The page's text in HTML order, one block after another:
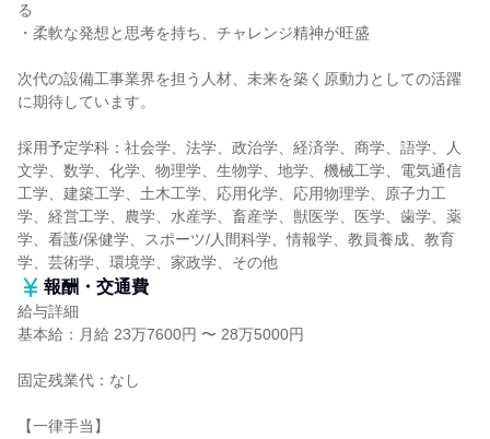
る
・柔軟な発想と思考を持ち、チャレンジ精神が旺盛
次代の設備工事業界を担う人材、未来を築く原動力としての活躍
に期待しています。
採用予定学科：社会学、法学、政治学、経済学、商学、語学、人
文学、数学、化学、物理学、生物学、地学、機械工学、電気通信
工学、建築工学、土木工学、応用化学、応用物理学、原子力工
学、経営工学、農学、水産学、畜産学、獣医学、医学、歯学、薬
学、看護/保健学、スポーツ/人間科学、情報学、教員養成、教育
学、芸術学、環境学、家政学、その他
報酬・交通費
給与詳細
基本給：月給 23万7600円 〜 28万5000円
固定残業代：なし
【一律手当】